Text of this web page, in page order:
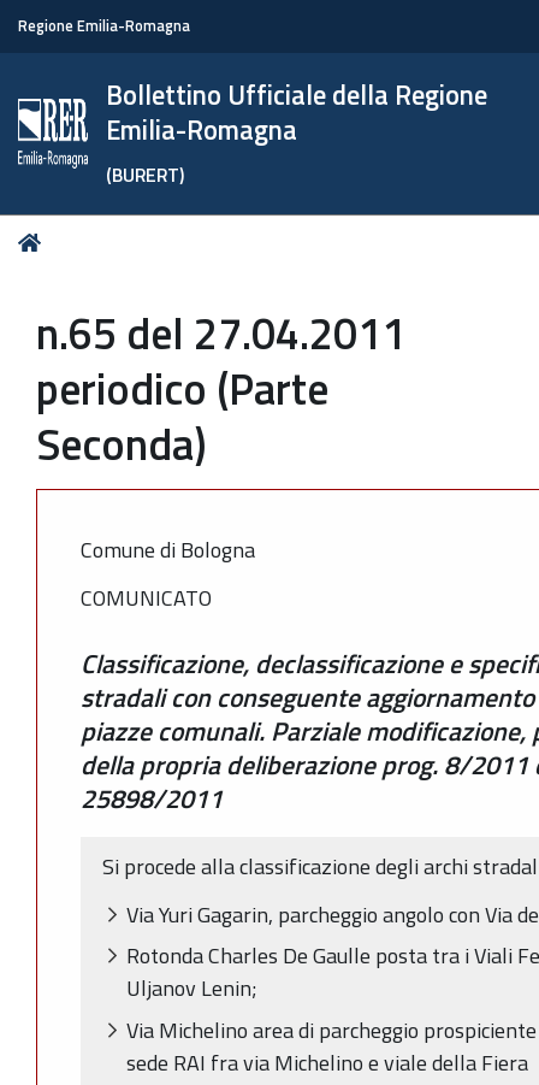
Regione Emilia-Romagna
Bollettino Ufficiale della Regione
Emilia-Romagna
(BURERT)
Tu
n.65 del 27.04.2011
periodico (Parte
Seconda)
Comune di Bologna
COMUNICATO
Classificazione, declassificazione e
stradali con conseguente
piazze comunali. Parziale
della propria deliberazione prog. 8/
25898/2011
Si procede alla classificazione degli archi
Via Yuri Gagarin, parcheggio angolo con Via
Rotonda Charles De Gaulle posta tra i Viali
Uljanov Lenin;
Via Michelino area di parcheggio
sede RAI fra via Michelino e viale della Fiera